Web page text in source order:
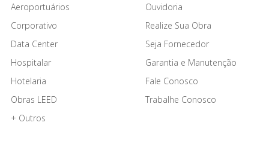
Aeroportuários
Corporativo
Data Center
Hospitalar
Hotelaria
Obras LEED
+ Outros
Ouvidoria
Realize Sua Obra
Seja Fornecedor
Garantia e Manutenção
Fale Conosco
Trabalhe Conosco